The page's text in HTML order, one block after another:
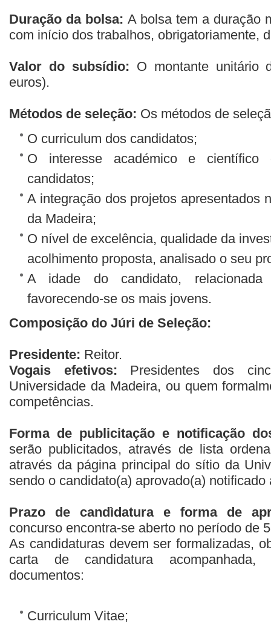
Duração da bolsa: A bolsa tem a duração
com início dos trabalhos, obrigatoriamente,
Valor do subsídio: O montante unitário
euros).
Métodos de seleção: Os métodos de
O curriculum dos candidatos;
O interesse académico e científico
candidatos;
A integração dos projetos apresentados
da Madeira;
O nível de excelência, qualidade da
acolhimento proposta, analisado o seu
A idade do candidato,
favorecendo-se os mais jovens.
Composição do Júri de Seleção:
Presidente: Reitor.
Vogais efetivos: Presidentes dos
Universidade da Madeira, ou quem
competências.
Forma de publicitação e notificação
serão publicitados, através de lista
através da página principal do sítio da
sendo o candidato(a) aprovado(a)
Prazo de candìdatura e forma de
concurso encontra-se aberto no período de
As candidaturas devem ser formalizadas,
carta de candidatura acompanhada,
documentos:
Curriculum Vitae;